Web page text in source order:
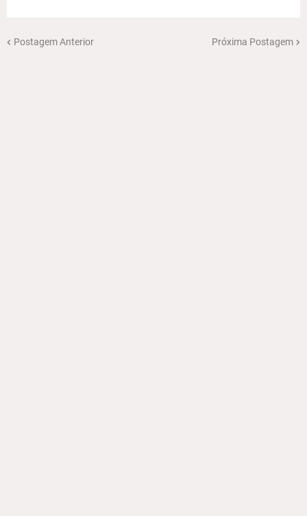
Postagem Anterior Próxima Postagem